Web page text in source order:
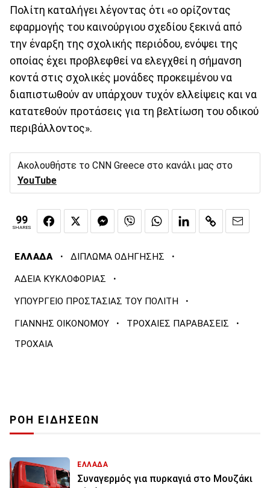
Πολίτη καταλήγει λέγοντας ότι «ο ορίζοντας
εφαρμογής του καινούργιου σχεδίου ξεκινά από
την έναρξη της σχολικής περιόδου, ενόψει της
οποίας έχει προβλεφθεί να ελεγχθεί η σήμανση
κοντά στις σχολικές μονάδες προκειμένου να
διαπιστωθούν αν υπάρχουν τυχόν ελλείψεις και να
κατατεθούν προτάσεις για τη βελτίωση του οδικού
περιβάλλοντος».
Ακολουθήστε το CNN Greece στο κανάλι μας στο
YouTube
99
SHARES
ΕΛΛΑΔΑ · ΔΙΠΛΩΜΑ ΟΔΗΓΗΣΗΣ ·
ΑΔΕΙΑ ΚΥΚΛΟΦΟΡΙΑΣ ·
ΥΠΟΥΡΓΕΙΟ ΠΡΟΣΤΑΣΙΑΣ ΤΟΥ ΠΟΛΙΤΗ ·
ΓΙΑΝΝΗΣ ΟΙΚΟΝΟΜΟΥ · ΤΡΟΧΑΙΕΣ ΠΑΡΑΒΑΣΕΙΣ ·
ΤΡΟΧΑΙΑ
ΡΟΗ ΕΙΔΗΣΕΩΝ
ΕΛΛΑΔΑ
Συναγερμός για πυρκαγιά στο Μουζάκι